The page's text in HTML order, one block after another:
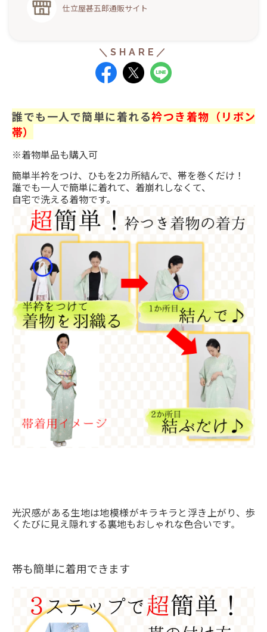
仕立屋甚五郎通販サイト
誰でも一人で簡単に着れる衿つき着物（リボン
帯）
※着物単品も購入可
簡単半衿をつけ、ひもを2カ所結んで、帯を巻くだけ！
誰でも一人で簡単に着れて、着崩れしなくて、
自宅で洗える着物です。
光沢感がある生地は地模様がキラキラと浮き上がり、歩
くたびに見え隠れする裏地もおしゃれな色合いです。
帯も簡単に着用できます